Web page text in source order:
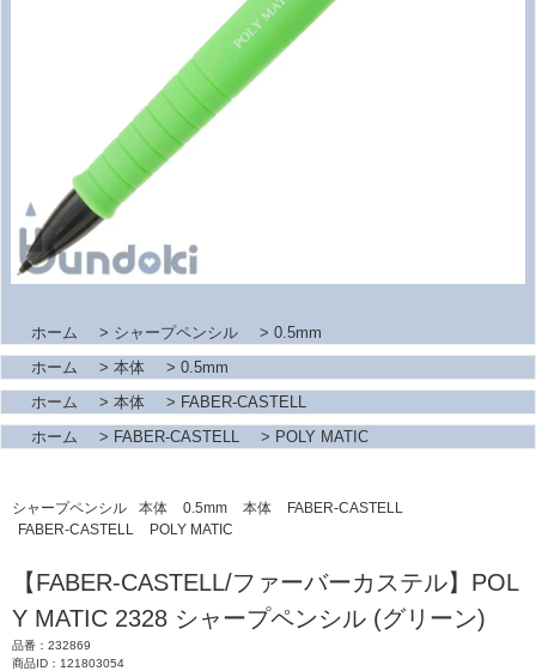
ホーム > シャープペンシル > 0.5mm
ホーム
> 本体 > 0.5mm
ホーム
> 本体 > FABER-CASTELL
ホーム
> FABER-CASTELL > POLY MATIC
シャープペンシル 本体 0.5mm 本体
FABER-CASTELL
FABER-CASTELL
POLY MATIC
【FABER-CASTELL/ファーバーカステル】POL
Y MATIC 2328 シャープペンシル (グリーン)
品番：232869
商品ID：121803054